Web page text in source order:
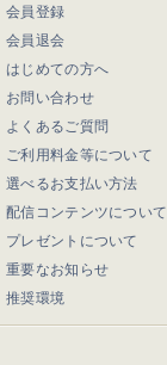
会員登録
会員退会
はじめての方へ
お問い合わせ
よくあるご質問
ご利用料金等について
選べるお支払い方法
配信コンテンツについて
プレゼントについて
重要なお知らせ
推奨環境